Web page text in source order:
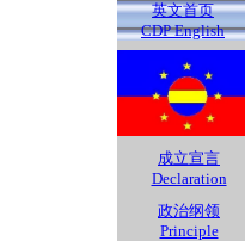
英文首页
CDP English
成立宣言
Declaration
政治纲领
Principle